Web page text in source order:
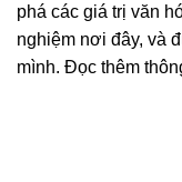
phá các giá trị văn
nghiệm nơi đây, và
mình. Đọc thêm